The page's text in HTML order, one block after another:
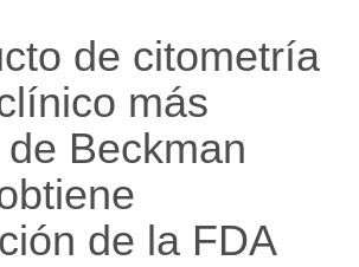
de citometría
más
Beckman
de la FDA